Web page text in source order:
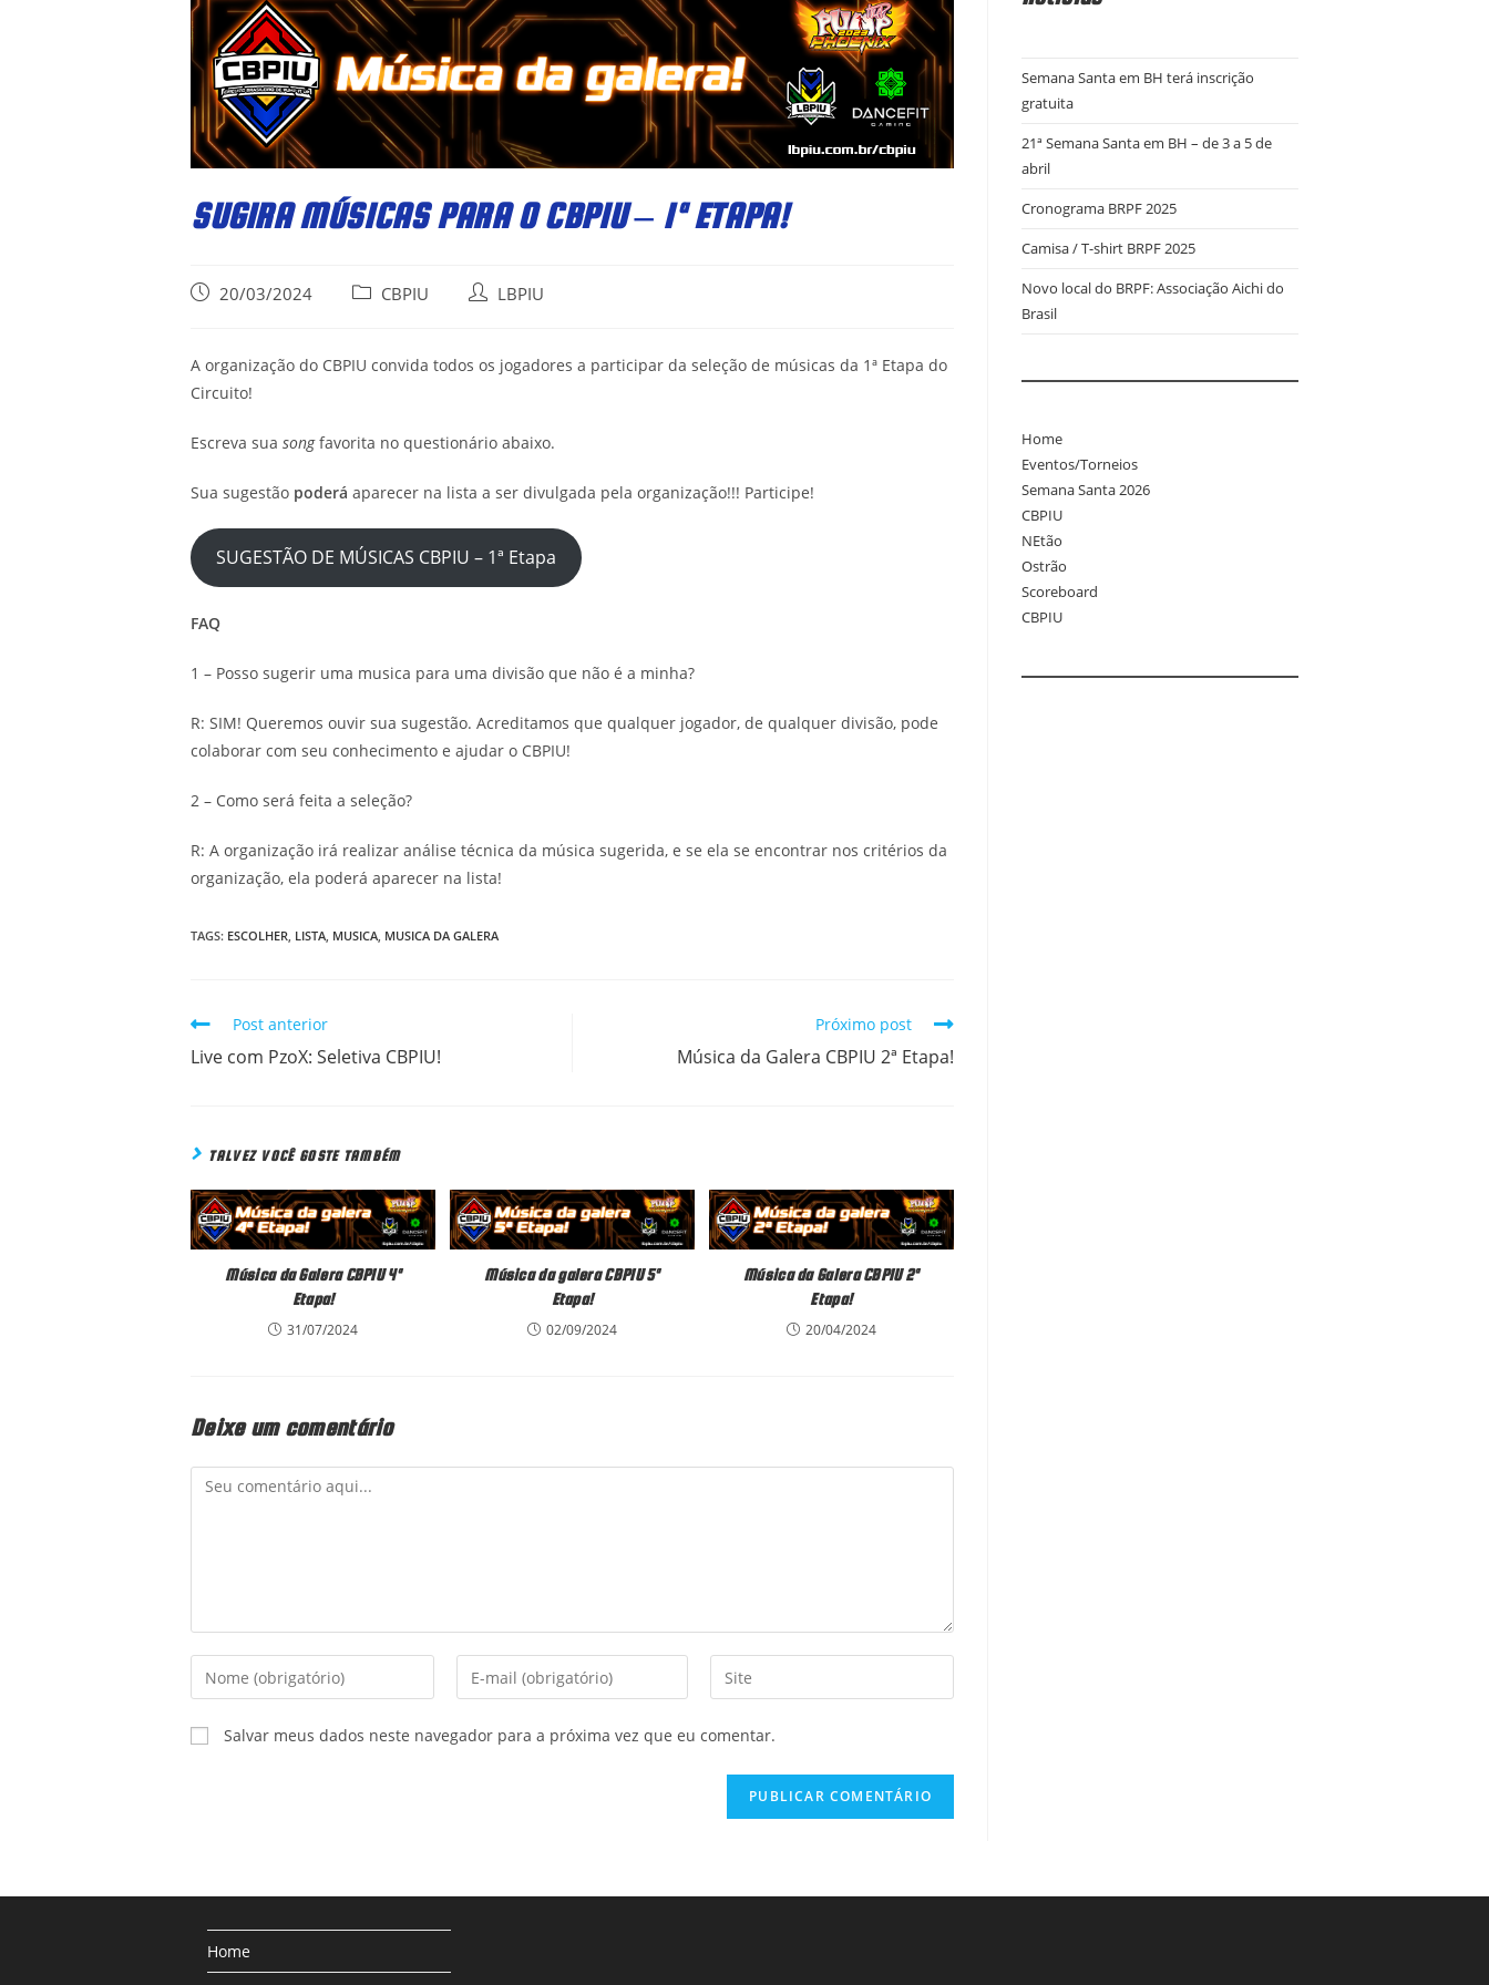
SUGIRA MÚSICAS PARA O CBPIU – 1ª ETAPA!
Post 20/03/2024
Post CBPIU
Post LBPIU
A organização do CBPIU convida todos os jogadores a participar da seleção de músicas da 1ª Etapa do
Circuito!
Escreva sua songfavorita no questionário abaixo.
Sua sugestão poderá aparecer na lista a ser divulgada pela organização!!! Participe!
SUGESTÃO DE MÚSICAS CBPIU – 1ª Etapa
FAQ
1 – Posso sugerir uma musica para uma divisão que não é a minha?
R: SIM! Queremos ouvir sua sugestão. Acreditamos que qualquer jogador, de qualquer divisão, pode
colaborar com seu conhecimento e ajudar o CBPIU!
2 – Como será feita a seleção?
R: A organização irá realizar análise técnica da música sugerida, e se ela se encontrar nos critérios da
organização, ela poderá aparecer na lista!
TAGS: ESCOLHER LISTA MUSICA MUSICA DA GALERA
READ
ARTICLES
Post anterior
Live com PzoX: Seletiva CBPIU!
Próximo post
Música da Galera CBPIU 2ª Etapa!
TALVEZ VOCÊ GOSTE TAMBÉM
Música da Galera CBPIU 4ª
Etapa!
31/07/2024
Música da galera CBPIU 5ª
Etapa!
02/09/2024
Música da Galera CBPIU 2ª
Etapa!
20/04/2024
Deixe um comentário
Comment
Digite
seu
nome
ou
Enter
your
address
Digite
o
seu
Salvar meus dados neste navegador para a próxima vez que eu comentar.
Semana Santa em BH terá inscrição
gratuita
21ª Semana Santa em BH – de 3 a 5 de
abril
Cronograma BRPF 2025
Camisa / T-shirt BRPF 2025
Novo local do BRPF: Associação Aichi do
Brasil
Home
Eventos/Torneios
Semana Santa 2026
CBPIU
NEtão
Ostrão
Scoreboard
CBPIU
Home